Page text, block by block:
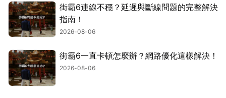
街霸6連線不穩？延遲與斷線問題的完整解決
指南！
2026-08-06
街霸6一直卡頓怎麼辦？網路優化這樣解決！
2026-08-06